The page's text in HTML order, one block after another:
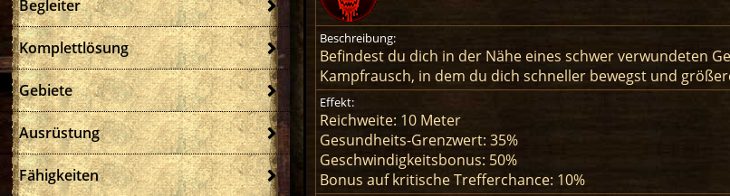
Begleiter
Komplettlösung
Gebiete
Ausrüstung
Fähigkeiten
Beschreibung:
Befindest du dich in der Nähe eines schwer verwundeten
Kampfrausch, in dem du dich schneller bewegst und
Effekt:
Reichweite: 10 Meter
Gesundheits-Grenzwert: 35%
Geschwindigkeitsbonus: 50%
Bonus auf kritische Trefferchance: 10%